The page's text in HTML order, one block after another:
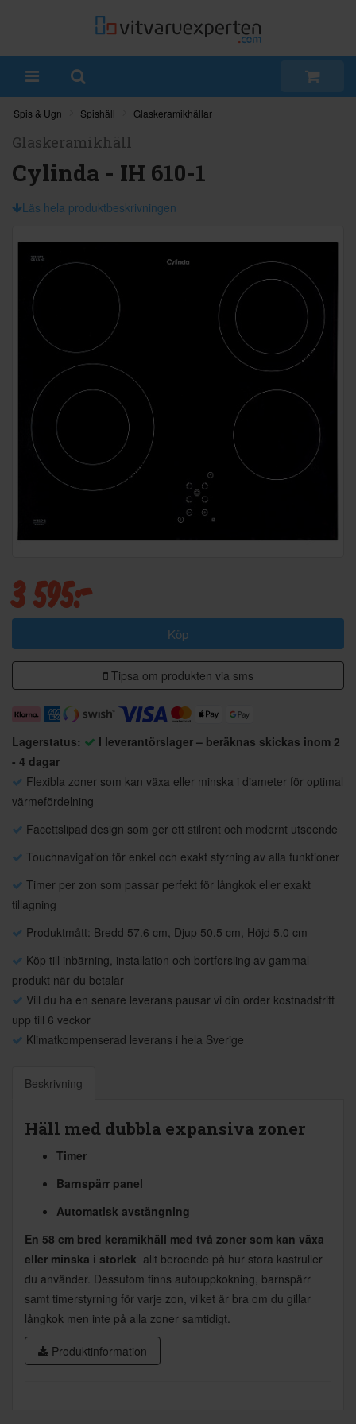
Spis & Ugn Spishäll Glaskeramikhällar
Glaskeramikhäll
Cylinda - IH 610-1
Läs hela produktbeskrivningen
3 595:-
Köp
Tipsa om produkten via sms
Lagerstatus:
I leverantörslager – beräknas skickas inom 2
- 4 dagar
Flexibla zoner som kan växa eller minska i diameter för optimal
värmefördelning
Facettslipad design som ger ett stilrent och modernt utseende
Touchnavigation för enkel och exakt styrning av alla funktioner
Timer per zon som passar perfekt för långkok eller exakt
tillagning
Produktmått: Bredd 57.6 cm, Djup 50.5 cm, Höjd 5.0 cm
Köp till inbärning, installation och bortforsling av gammal
produkt när du betalar
Vill du ha en senare leverans pausar vi din order kostnadsfritt
upp till 6 veckor
Klimatkompenserad leverans i hela Sverige
Beskrivning
Häll med dubbla expansiva zoner
Timer
Barnspärr panel
Automatisk avstängning
En 58 cm bred keramikhäll med två zoner som kan växa
eller minska i storlek  allt beroende på hur stora kastruller
du använder. Dessutom finns autouppkokning, barnspärr
samt timerstyrning för varje zon, vilket är bra om du gillar
långkok men inte på alla zoner samtidigt.
Produktinformation